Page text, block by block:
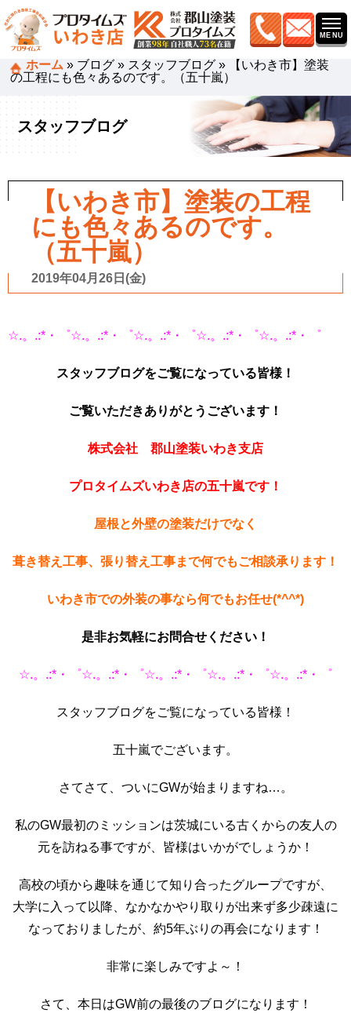
ホーム » ブログ » スタッフブログ »
【いわき市】塗装
の工程にも色々あるのです。（五十嵐）
スタッフブログ
【いわき市】塗装の工程
にも色々あるのです。
（五十嵐）
2019年04月26日(金)
☆.。.:*・゜☆.。.:*・゜☆.。.:*・゜☆.。.:*・゜☆.。.:*・゜
スタッフブログをご覧になっている皆様！
ご覧いただきありがとうございます！
株式会社 郡山塗装いわき支店
プロタイムズいわき店の五十嵐です！
屋根と外壁の塗装だけでなく
葺き替え工事、張り替え工事まで何でもご相談承ります！
いわき市での外装の事なら何でもお任せ(*^^*)
是非お気軽にお問合せください！
☆.。.:*・゜☆.。.:*・゜☆.。.:*・゜☆.。.:*・゜☆.。.:*・゜
スタッフブログをご覧になっている皆様！
五十嵐でございます。
さてさて、ついにGWが始まりますね…。
私のGW最初のミッションは茨城にいる古くからの友人の
元を訪ねる事ですが、皆様はいかがでしょうか！
高校の頃から趣味を通じて知り合ったグループですが、
大学に入って以降、なかなかやり取りが出来ず多少疎遠に
なっておりましたが、約5年ぶりの再会になります！
非常に楽しみですよ～！
さて、本日はGW前の最後のブログになります！